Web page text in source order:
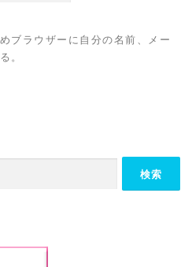
ブラウザーに自分の名前、メー
。